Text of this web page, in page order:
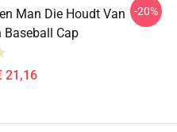
Man Die Houdt Van
Baseball Cap
21,16
-20%